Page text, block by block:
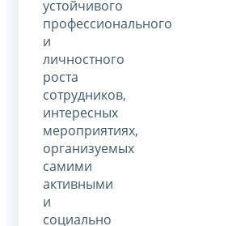
устойчивого
профессионального
и
личностного
роста
сотрудников,
интересных
мероприятиях,
организуемых
самими
активными
и
социально